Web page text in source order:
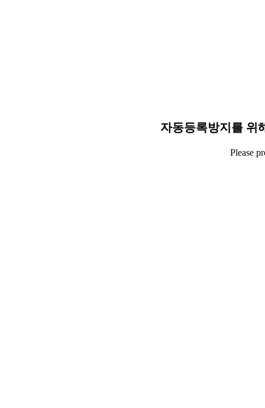
자동등록방지를 위
Please